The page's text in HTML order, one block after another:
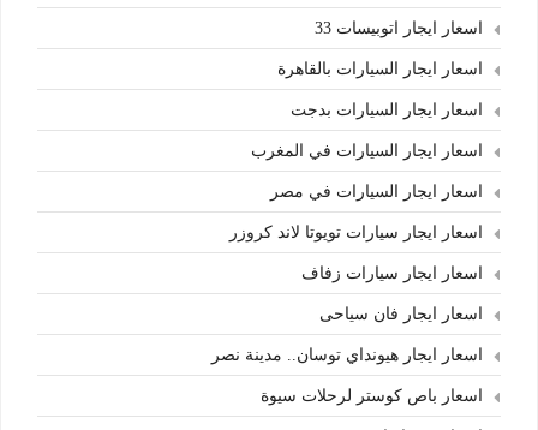
اسعار ايجار اتوبيسات 33
اسعار ايجار السيارات بالقاهرة
اسعار ايجار السيارات بدجت
اسعار ايجار السيارات في المغرب
اسعار ايجار السيارات في مصر
اسعار ايجار سيارات تويوتا لاند كروزر
اسعار ايجار سيارات زفاف
اسعار ايجار فان سياحى
اسعار ايجار هيونداي توسان.. مدينة نصر
اسعار باص كوستر لرحلات سيوة